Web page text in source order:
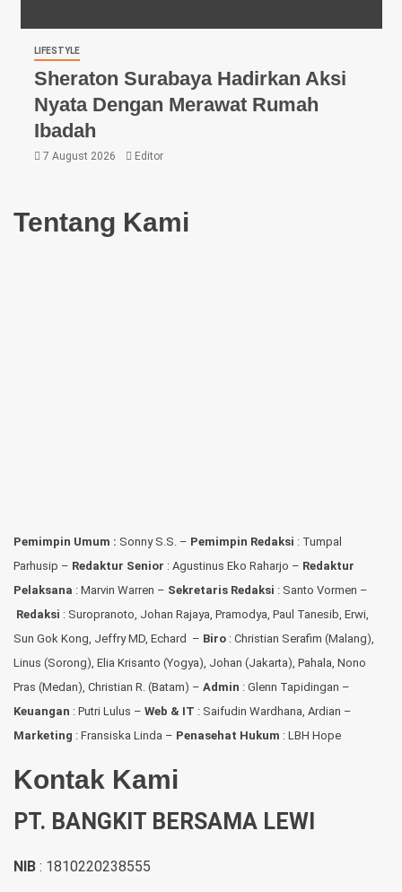
LIFESTYLE
Sheraton Surabaya Hadirkan Aksi
Nyata Dengan Merawat Rumah
Ibadah
7 August 2026 Editor
Tentang Kami
Pemimpin Umum : Sonny S.S. – Pemimpin Redaksi : Tumpal
Parhusip – Redaktur Senior : Agustinus Eko Raharjo – Redaktur
Pelaksana : Marvin Warren – Sekretaris Redaksi : Santo Vormen –
Redaksi : Suropranoto, Johan Rajaya, Pramodya, Paul Tanesib, Erwi,
Sun Gok Kong, Jeffry MD, Echard – Biro : Christian Serafim (Malang),
Linus (Sorong), Elia Krisanto (Yogya), Johan (Jakarta), Pahala, Nono
Pras (Medan), Christian R. (Batam) – Admin : Glenn Tapidingan –
Keuangan : Putri Lulus – Web & IT : Saifudin Wardhana, Ardian –
Marketing : Fransiska Linda – Penasehat Hukum : LBH Hope
Kontak Kami
PT. BANGKIT BERSAMA LEWI
NIB : 1810220238555